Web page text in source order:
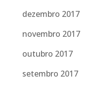
dezembro 2017
novembro 2017
outubro 2017
setembro 2017